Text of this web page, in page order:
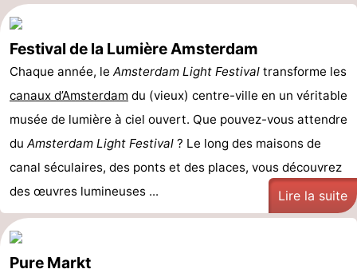
Festival de la Lumière Amsterdam
Chaque année, le Amsterdam Light Festival transforme les
canaux d’Amsterdam du (vieux) centre-ville en un véritable
musée de lumière à ciel ouvert. Que pouvez-vous attendre
du Amsterdam Light Festival ? Le long des maisons de
canal séculaires, des ponts et des places, vous découvrez
des œuvres lumineuses ...
Lire la suite
Pure Markt